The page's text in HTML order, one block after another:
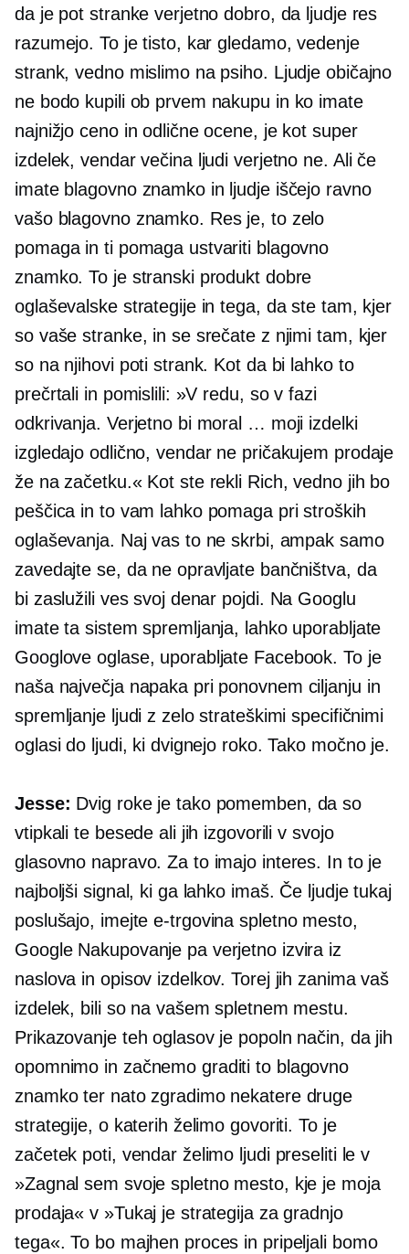
da je pot stranke verjetno dobro, da ljudje res
razumejo. To je tisto, kar gledamo, vedenje
strank, vedno mislimo na psiho. Ljudje običajno
ne bodo kupili ob prvem nakupu in ko imate
najnižjo ceno in odlične ocene, je kot super
izdelek, vendar večina ljudi verjetno ne. Ali če
imate blagovno znamko in ljudje iščejo ravno
vašo blagovno znamko. Res je, to zelo
pomaga in ti pomaga ustvariti blagovno
znamko. To je stranski produkt dobre
oglaševalske strategije in tega, da ste tam, kjer
so vaše stranke, in se srečate z njimi tam, kjer
so na njihovi poti strank. Kot da bi lahko to
prečrtali in pomislili: »V redu, so v fazi
odkrivanja. Verjetno bi moral … moji izdelki
izgledajo odlično, vendar ne pričakujem prodaje
že na začetku.« Kot ste rekli Rich, vedno jih bo
peščica in to vam lahko pomaga pri stroških
oglaševanja. Naj vas to ne skrbi, ampak samo
zavedajte se, da ne opravljate bančništva, da
bi zaslužili ves svoj denar pojdi. Na Googlu
imate ta sistem spremljanja, lahko uporabljate
Googlove oglase, uporabljate Facebook. To je
naša največja napaka pri ponovnem ciljanju in
spremljanje ljudi z zelo strateškimi specifičnimi
oglasi do ljudi, ki dvignejo roko. Tako močno je.
Jesse: Dvig roke je tako pomemben, da so
vtipkali te besede ali jih izgovorili v svojo
glasovno napravo. Za to imajo interes. In to je
najboljši signal, ki ga lahko imaš. Če ljudje tukaj
poslušajo, imejtee-trgovina spletno mesto,
Google Nakupovanje pa verjetno izvira iz
naslova in opisov izdelkov. Torej jih zanima vaš
izdelek, bili so na vašem spletnem mestu.
Prikazovanje teh oglasov je popoln način, da jih
opomnimo in začnemo graditi to blagovno
znamko ter nato zgradimo nekatere druge
strategije, o katerih želimo govoriti. To je
začetek poti, vendar želimo ljudi preseliti le v
»Zagnal sem svoje spletno mesto, kje je moja
prodaja« v »Tukaj je strategija za gradnjo
tega«. To bo majhen proces in pripeljali bomo